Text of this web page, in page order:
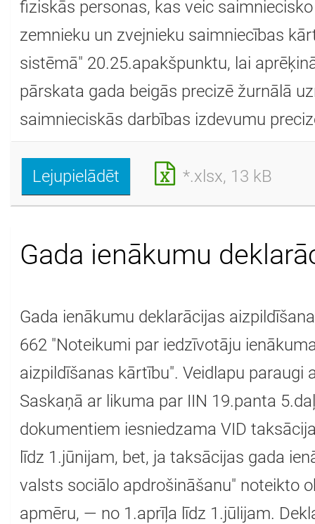
fiziskās personas, kas veic
zemnieku un zvejnieku saimniecības
sistēmā" 20.25.apakšpunktu, lai
pārskata gada beigās precizē žurnālā
saimnieciskās darbības izdevumu
Lejupielādēt *.xlsx, 13 kB
Gada ienākumu
Gada ienākumu deklarācijas
662 "Noteikumi par iedzīvotāju
aizpildīšanas kārtību". Veidlapu
Saskaņā ar likuma par IIN 19.panta
dokumentiem iesniedzama VID
līdz 1.jūnijam, bet, ja taksācijas gada
valsts sociālo apdrošināšanu" noteikto
apmēru, — no 1.aprīļa līdz 1.jūlijam.